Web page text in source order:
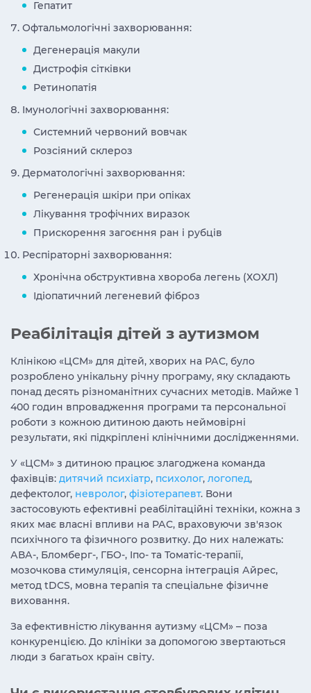
Гепатит
Офтальмологічні захворювання:
Дегенерація макули
Дистрофія сітківки
Ретинопатія
Імунологічні захворювання:
Системний червоний вовчак
Розсіяний склероз
Дерматологічні захворювання:
Регенерація шкіри при опіках
Лікування трофічних виразок
Прискорення загоєння ран і рубців
Респіраторні захворювання:
Хронічна обструктивна хвороба легень (ХОХЛ)
Ідіопатичний легеневий фіброз
Реабілітація дітей з аутизмом
Клінікою «ЦСМ» для дітей, хворих на РАС, було
розроблено унікальну річну програму, яку складають
понад десять різноманітних сучасних методів. Майже 1
400 годин впровадження програми та персональної
роботи з кожною дитиною дають неймовірні
результати, які підкріплені клінічними дослідженнями.
У «ЦСМ» з дитиною працює злагоджена команда
фахівців: дитячий психіатр, психолог, логопед,
дефектолог, невролог, фізіотерапевт. Вони
застосовують ефективні реабілітаційні техніки, кожна з
яких має власні впливи на РАС, враховуючи зв'язок
психічного та фізичного розвитку. До них належать:
АВА-, Бломберг-, ГБО-, Іпо- та Томатіс-терапії,
мозочкова стимуляція, сенсорна інтеграція Айрес,
метод tDCS, мовна терапія та спеціальне фізичне
виховання.
За ефективністю лікування аутизму «ЦСМ» – поза
конкуренцією. До клініки за допомогою звертаються
люди з багатьох країн світу.